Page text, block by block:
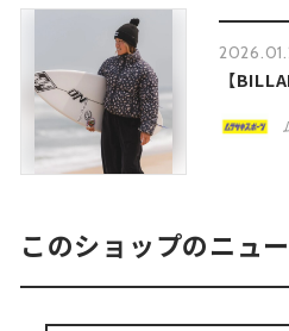
【
このショップのニュ